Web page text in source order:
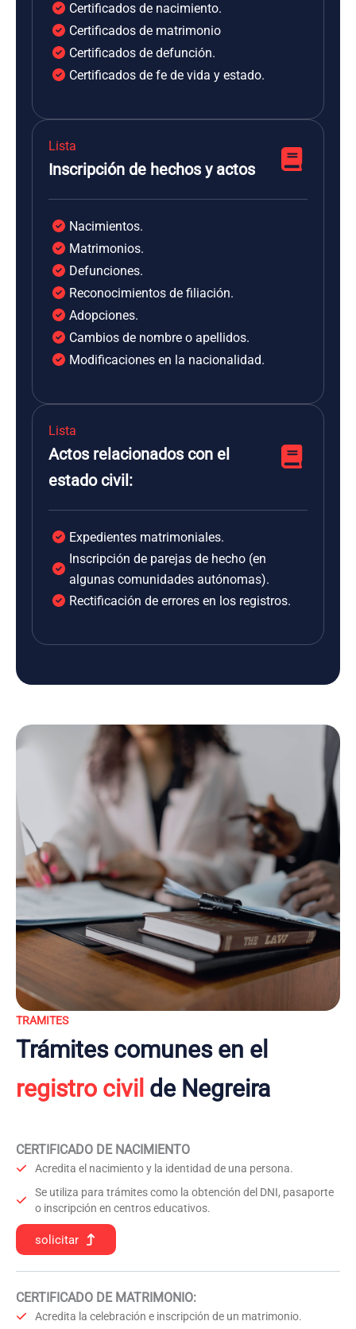
Certificados de nacimiento.
Certificados de matrimonio
Certificados de defunción.
Certificados de fe de vida y estado.
Lista
Inscripción de hechos y actos
Nacimientos.
Matrimonios.
Defunciones.
Reconocimientos de filiación.
Adopciones.
Cambios de nombre o apellidos.
Modificaciones en la nacionalidad.
Lista
Actos relacionados con el
estado civil:
Expedientes matrimoniales.
Inscripción de parejas de hecho (en
algunas comunidades autónomas).
Rectificación de errores en los registros.
TRAMITES
Trámites comunes en el
registro civil de Negreira
CERTIFICADO DE NACIMIENTO
Acredita el nacimiento y la identidad de una persona.
Se utiliza para trámites como la obtención del DNI, pasaporte
o inscripción en centros educativos.
solicitar
CERTIFICADO DE MATRIMONIO:
Acredita la celebración e inscripción de un matrimonio.